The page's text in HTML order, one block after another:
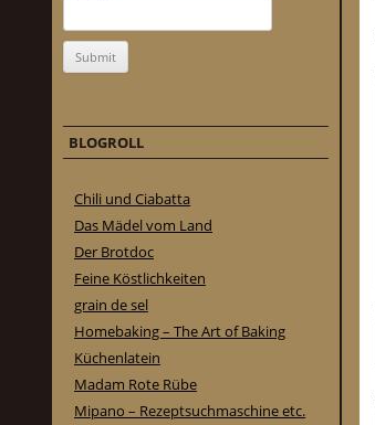
BLOGROLL
Chili und Ciabatta
Das Mädel vom Land
Der Brotdoc
Feine Köstlichkeiten
grain de sel
Homebaking – The Art of Baking
Küchenlatein
Madam Rote Rübe
Mipano – Rezeptsuchmaschine etc.